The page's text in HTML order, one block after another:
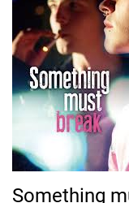
Something